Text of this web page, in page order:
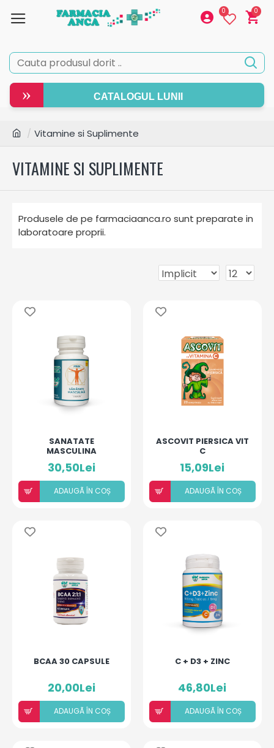
0 0
» CATALOGUL LUNII
Vitamine si Suplimente
VITAMINE SI SUPLIMENTE
Produsele de pe farmaciaanca.ro sunt preparate in
laboratoare proprii.
SANATATE
MASCULINA
30,50Lei
ADAUGÃ ÎN COȘ
ASCOVIT PIERSICA VIT
C
15,09Lei
ADAUGÃ ÎN COȘ
BCAA 30 CAPSULE
20,00Lei
ADAUGÃ ÎN COȘ
C + D3 + ZINC
46,80Lei
ADAUGÃ ÎN COȘ